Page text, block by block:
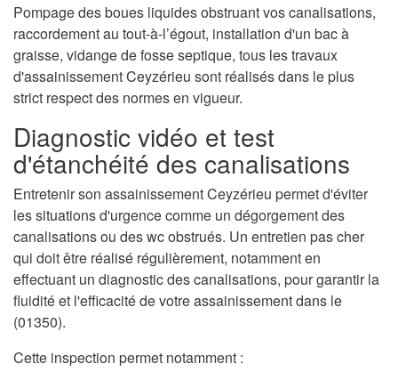
Pompage des boues liquides obstruant vos canalisations,
raccordement au tout-à-l’égout, installation d'un bac à
graisse, vidange de fosse septique, tous les travaux
d'assainissement Ceyzérieu sont réalisés dans le plus
strict respect des normes en vigueur.
Diagnostic vidéo et test
d'étanchéité des canalisations
Entretenir son assainissement Ceyzérieu permet d'éviter
les situations d'urgence comme un dégorgement des
canalisations ou des wc obstrués. Un entretien pas cher
qui doit être réalisé régulièrement, notamment en
effectuant un diagnostic des canalisations, pour garantir la
fluidité et l'efficacité de votre assainissement dans le
(01350).
Cette inspection permet notamment :